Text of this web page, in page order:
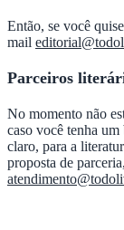
Então, se você
mail
Parceiros
No momento não
caso você tenha
claro, para a
proposta de